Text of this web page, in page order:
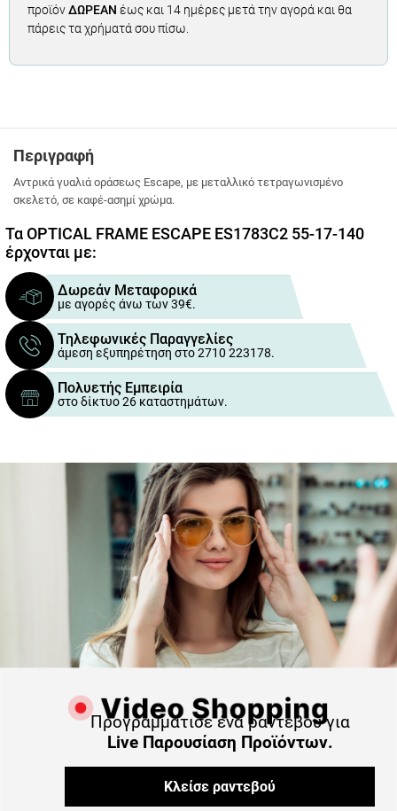
προϊόνΔΩΡΕΑΝ έως και 14 ημέρες μετά την αγορά και θα
πάρεις τα χρήματά σου πίσω.
Περιγραφή
Αντρικά γυαλιά οράσεως Escape, με μεταλλικό τετραγωνισμένο
σκελετό, σε καφέ-ασημί χρώμα.
Τα OPTICAL FRAME ESCAPE ES1783C2 55-17-140
έρχονται με:
Δωρεάν Μεταφορικά
με αγορές άνω των 39€.
Τηλεφωνικές Παραγγελίες
άμεση εξυπηρέτηση στο 2710 223178.
Πολυετής Εμπειρία
στο δίκτυο 26 καταστημάτων.
Προγραμμάτισε ένα ραντεβού για
Live Παρουσίαση Προϊόντων.
Κλείσε ραντεβού